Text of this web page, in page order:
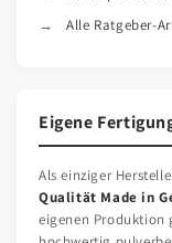
Alle Ratgeber-
Eigene
Als einziger
Qualität Made in
eigenen